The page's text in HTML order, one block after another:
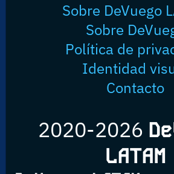
Sobre DeVuego
Sobre
Política de
Identidad
Contacto
2020-2026
LATAM